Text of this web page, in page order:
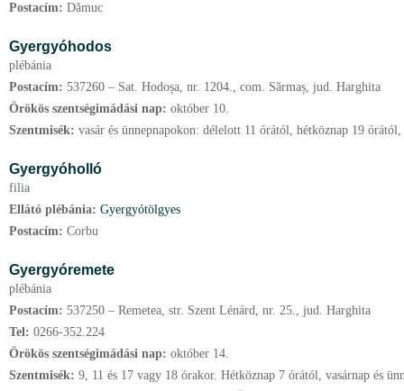
Postacím: Dămuc
Gyergyóhodos
plébánia
Postacím: 537260 – Sat. Hodoșa, nr. 1204., com. Sărmaș, jud. Harghita
Örökös szentségimádási nap: október 10.
Szentmisék: vasár és ünnepnapokon: délelott 11 órától, hétköznap 19
Gyergyóholló
filia
Ellátó plébánia: Gyergyótölgyes
Postacím: Corbu
Gyergyóremete
plébánia
Postacím: 537250 – Remetea, str. Szent Lénárd, nr. 25., jud. Harghita
Tel: 0266-352.224
Örökös szentségimádási nap: október 14.
Szentmisék: 9, 11 és 17 vagy 18 órakor. Hétköznap 7 órától, vasárnap és